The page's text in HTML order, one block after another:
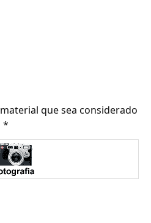
que sea considerado
*